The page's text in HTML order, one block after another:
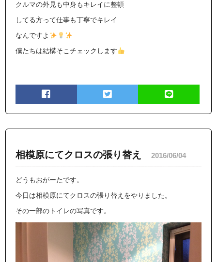
クルマの外見も中身もキレイに整頓
してる方って仕事も丁寧でキレイ
なんですよ
僕たちは結構そこチェックします
相模原にてクロスの張り替え 2016/06/04
どうもおがーたです。
今日は相模原にてクロスの張り替えをやりました。
その一部のトイレの写真です。